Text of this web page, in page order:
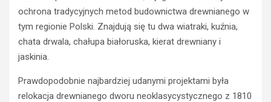
ochrona tradycyjnych metod budownictwa drewnianego w
tym regionie Polski. Znajdują się tu dwa wiatraki, kuźnia,
chata drwala, chałupa białoruska, kierat drewniany i
jaskinia.
Prawdopodobnie najbardziej udanymi projektami była
relokacja drewnianego dworu neoklasycystycznego z 1810